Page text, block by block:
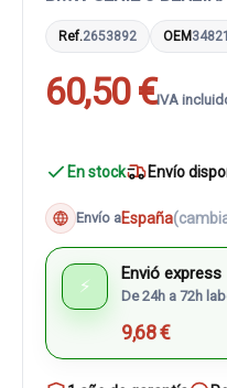
Ref.2653892 OEM
60,50 €IVA
En stock Envío
Envío aEspaña
⚡
Envió express
De 24h a 72h
9,68 €